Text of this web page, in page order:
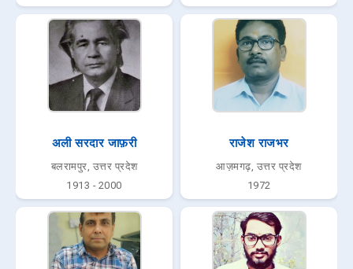
अली सरदार जाफ़री
बलरामपुर, उत्तर प्रदेश
1913 - 2000
राजेश राजभर
आज़मगढ़, उत्तर प्रदेश
1972